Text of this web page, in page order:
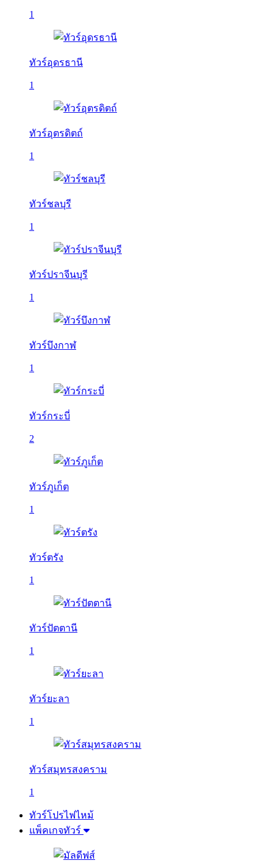
1
ทัวร์อุดรธานี
1
ทัวร์อุตรดิตถ์
1
ทัวร์ชลบุรี
1
ทัวร์ปราจีนบุรี
1
ทัวร์บึงกาฬ
1
ทัวร์กระบี่
2
ทัวร์ภูเก็ต
1
ทัวร์ตรัง
1
ทัวร์ปัตตานี
1
ทัวร์ยะลา
1
ทัวร์สมุทรสงคราม
1
ทัวร์โปรไฟไหม้
แพ็คเกจทัวร์